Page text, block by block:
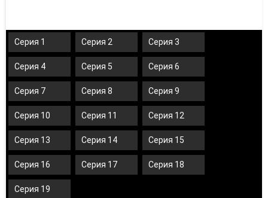
Серия 1 Серия 2 Серия 3
Серия 4 Серия 5 Серия 6
Серия 7 Серия 8 Серия 9
Серия 10 Серия 11 Серия 12
Серия 13 Серия 14 Серия 15
Серия 16 Серия 17 Серия 18
Серия 19